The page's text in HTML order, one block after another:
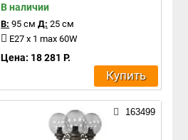
В наличии
В: 95 см Д: 25 см
E27 x 1 max 60W
Цена: 18 281 Р.
Купить
163499